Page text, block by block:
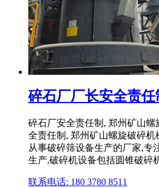
碎石厂厂长安全责任
碎石厂安全责任制, 郑州矿山
全责任制, 郑州矿山螺旋破碎
从事破碎筛设备生产的厂家,专
生产,破碎机设备包括圆锥破碎
联系电话: 180 3780 8511